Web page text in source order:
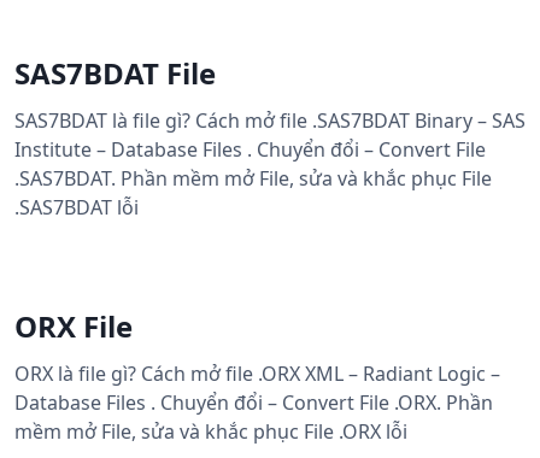
SAS7BDAT File
SAS7BDAT là file gì? Cách mở file .SAS7BDAT Binary – SAS
Institute – Database Files . Chuyển đổi – Convert File
.SAS7BDAT. Phần mềm mở File, sửa và khắc phục File
.SAS7BDAT lỗi
ORX File
ORX là file gì? Cách mở file .ORX XML – Radiant Logic –
Database Files . Chuyển đổi – Convert File .ORX. Phần
mềm mở File, sửa và khắc phục File .ORX lỗi